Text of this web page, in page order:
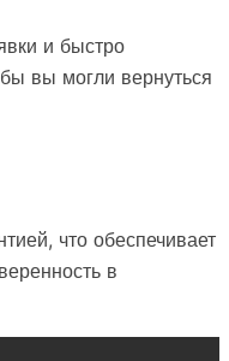
и быстро
вы могли вернуться
что обеспечивает
в